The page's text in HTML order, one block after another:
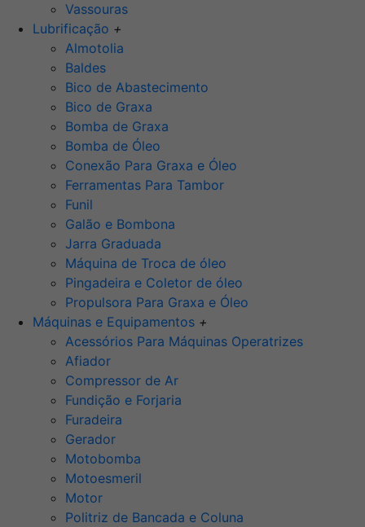
Vassouras
Lubrificação +
Almotolia
Baldes
Bico de Abastecimento
Bico de Graxa
Bomba de Graxa
Bomba de Óleo
Conexão Para Graxa e Óleo
Ferramentas Para Tambor
Funil
Galão e Bombona
Jarra Graduada
Máquina de Troca de óleo
Pingadeira e Coletor de óleo
Propulsora Para Graxa e Óleo
Máquinas e Equipamentos +
Acessórios Para Máquinas Operatrizes
Afiador
Compressor de Ar
Fundição e Forjaria
Furadeira
Gerador
Motobomba
Motoesmeril
Motor
Politriz de Bancada e Coluna